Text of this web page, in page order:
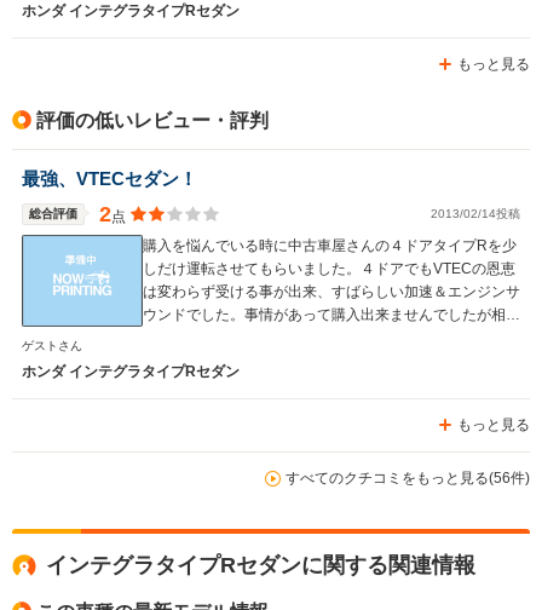
ホンダ インテグラタイプRセダン
もっと見る
評価の低いレビュー・評判
最強、VTECセダン！
総合評価 2点 2013/02/14投稿
購入を悩んでいる時に中古車屋さんの４ドアタイプRを少
しだけ運転させてもらいました。４ドアでもVTECの恩恵
は変わらず受ける事が出来、すばらしい加速＆エンジンサ
ウンドでした。事情があって購入出来ませんでしたが相変
ゲストさん
ホンダ インテグラタイプRセダン
もっと見る
すべてのクチコミをもっと見る(56件)
インテグラタイプRセダンに関する関連情報